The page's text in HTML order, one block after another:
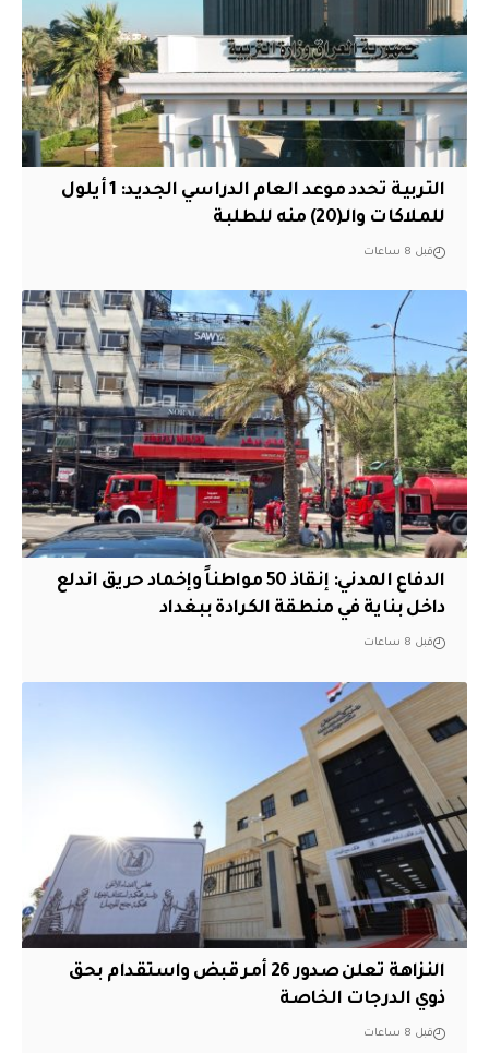
التربية تحدد موعد العام الدراسي الجديد: 1 أيلول
للملاكات والـ(20) منه للطلبة
قبل 8 ساعات
الدفاع المدني: إنقاذ 50 مواطناً وإخماد حريق اندلع
داخل بناية في منطقة الكرادة ببغداد
قبل 8 ساعات
النزاهة تعلن صدور 26 أمر قبض واستقدام بحق
ذوي الدرجات الخاصة
قبل 8 ساعات